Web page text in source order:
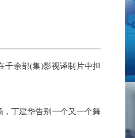
余部(集)影视译制片中担
丁建华告别一个又一个舞